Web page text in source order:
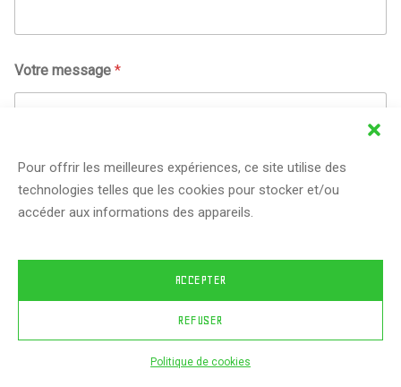
Pour offrir les meilleures expériences, ce site utilise des
technologies telles que les cookies pour stocker et/ou
accéder aux informations des appareils.
ACCEPTER
REFUSER
Politique de cookies
Votre message *
© 2024 JulieChristolhomme